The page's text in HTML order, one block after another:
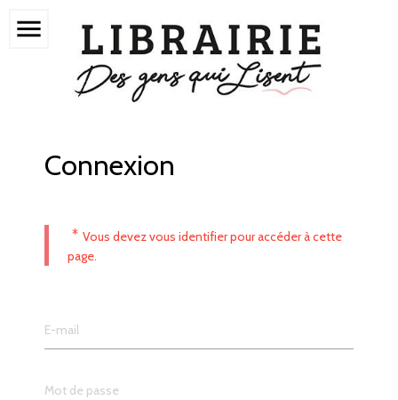
menu
Connexion
* Vous devez vous identifier pour accéder à cette
page.